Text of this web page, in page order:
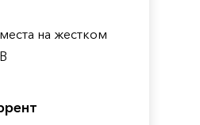
на жестком